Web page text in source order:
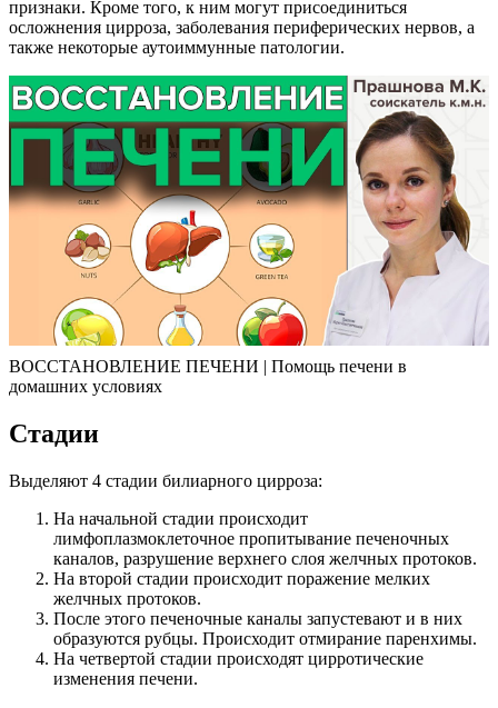
признаки. Кроме того, к ним могут присоединиться
осложнения цирроза, заболевания периферических нервов, а
также некоторые аутоиммунные патологии.
ВОССТАНОВЛЕНИЕ ПЕЧЕНИ | Помощь печени в
домашних условиях
Стадии
Выделяют 4 стадии билиарного цирроза:
На начальной стадии происходит
лимфоплазмоклеточное пропитывание печеночных
каналов, разрушение верхнего слоя желчных протоков.
На второй стадии происходит поражение мелких
желчных протоков.
После этого печеночные каналы запустевают и в них
образуются рубцы. Происходит отмирание паренхимы.
На четвертой стадии происходят цирротические
изменения печени.